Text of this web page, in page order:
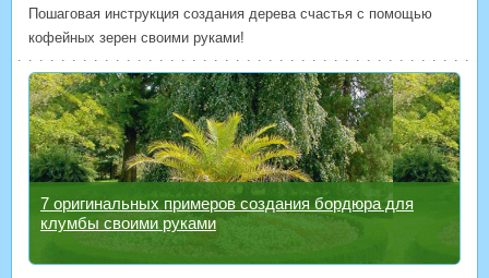
Пошаговая инструкция создания дерева счастья с помощью
кофейных зерен своими руками!
7 оригинальных примеров создания бордюра для
клумбы своими руками